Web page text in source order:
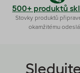
500+ produktů
Stovky produktů
okamžitému